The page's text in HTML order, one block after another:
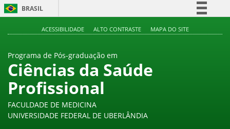
BRASIL
Acesso à informação
ACESSIBILIDADE ALTO CONTRASTE MAPA DO SITE
Programa de Pós-graduação em
Ciências da Saúde
Profissional
FACULDADE DE MEDICINA
UNIVERSIDADE FEDERAL DE UBERLÂNDIA